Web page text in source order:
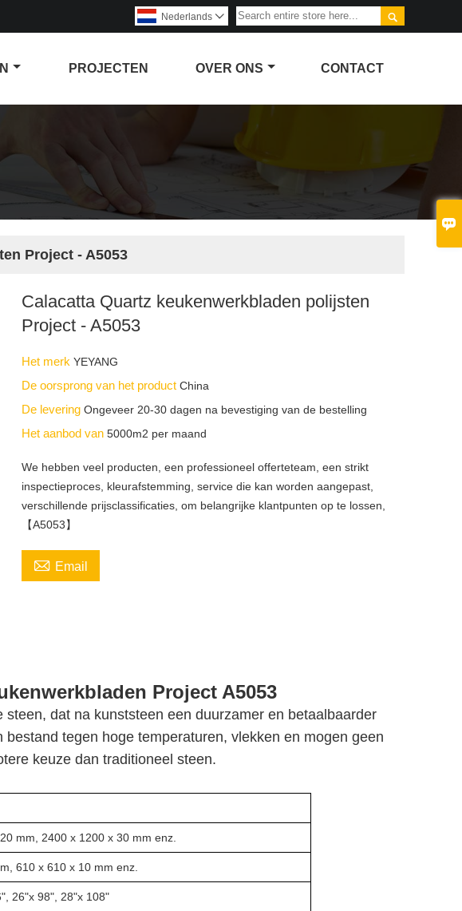


Nederlands 
PROJECTEN OVER ONS CONTACT
Project - A5053
Calacatta Quartz keukenwerkbladen polijsten
Project - A5053
Het merkYEYANG
De oorsprong van het productChina
De leveringOngeveer 20-30 dagen na bevestiging van de bestelling
Het aanbod van5000m2 per maand
We hebben veel producten, een professioneel offerteteam, een strikt
inspectieproces, kleurafstemming, service die kan worden aangepast,
verschillende prijsclassificaties, om belangrijke klantpunten op te lossen,
【A5053】
 Email
Project A5053
dat na kunststeen een duurzamer en betaalbaarder
bestand tegen hoge temperaturen, vlekken en mogen geen
keuze dan traditioneel steen.
mm, 2400 x 1200 x 30 mm enz.
610 x 610 x 10 mm enz.
26"x 98", 28"x 108"